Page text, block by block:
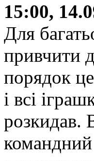
15:00,
Для
привчити
порядок
і всі
розкидав.
командний